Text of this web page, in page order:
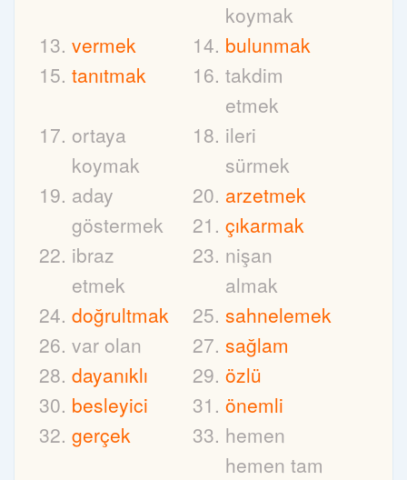
koymak
vermek
bulunmak
tanıtmak
takdim
etmek
ortaya
koymak
ileri
sürmek
aday
göstermek
arzetmek
çıkarmak
ibraz
etmek
nişan
almak
doğrultmak
sahnelemek
var olan
sağlam
dayanıklı
özlü
besleyici
önemli
gerçek
hemen
hemen tam